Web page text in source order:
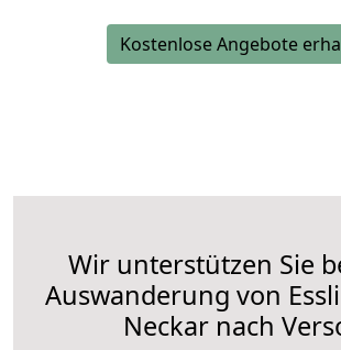
Kostenlose Angebote
Wir unterstützen Sie
Auswanderung von
Neckar nach